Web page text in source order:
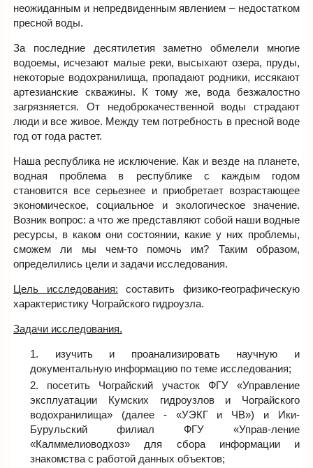
неожиданным и непредвиденным явлением – недостатком
пресной воды.
За последние десятилетия заметно обмелели многие
водоемы, исчезают малые реки, высыхают озера, пруды,
некоторые водохранилища, пропадают родники, иссякают
артезианские скважины. К тому же, вода безжалостно
загрязняется. От недоброкачественной воды страдают
люди и все живое. Между тем потребность в пресной воде
год от года растет.
Наша республика не исключение. Как и везде на планете,
водная проблема в республике с каждым годом
становится все серьезнее и приобретает возрастающее
экономическое, социальное и экологическое значение.
Возник вопрос: а что же представляют собой наши водные
ресурсы, в каком они состоянии, какие у них проблемы,
сможем ли мы чем-то помочь им? Таким образом,
определились цели и задачи исследования.
Цель исследования: составить физико-географическую
характеристику Чограйского гидроузла.
Задачи исследования.
изучить и проанализировать научную и
документальную информацию по теме исследования;
посетить Чограйский участок ФГУ «Управление
эксплуатации Кумских гидроузлов и Чограйского
водохранилища» (далее - «УЭКГ и ЧВ») и Ики-
Бурульский филиал ФГУ «Управ-ление
«Калммелиоводхоз» для сбора информации и
знакомства с работой данных объектов;